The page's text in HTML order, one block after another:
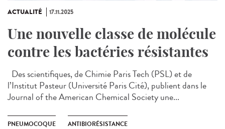
ACTUALITÉ 17.11.2025
Une nouvelle classe de molécule
contre les bactéries résistantes
Des scientifiques, de Chimie Paris Tech (PSL) et de
l’Institut Pasteur (Université Paris Cité), publient dans le
Journal of the American Chemical Society une...
PNEUMOCOQUE ANTIBIORÉSISTANCE